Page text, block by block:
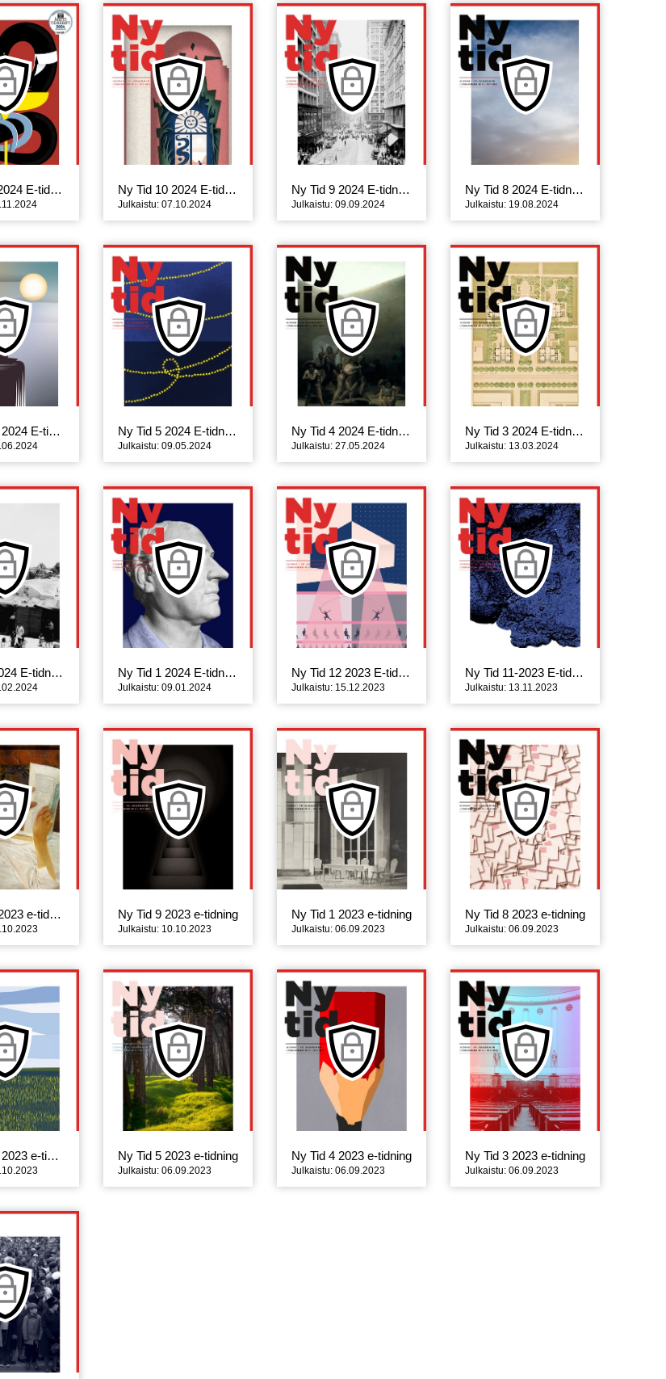
Ny Tid 11 2024 E-tidning Ny Tid 10 2024 E-tidning
Julkaistu: 07.10.2024
Ny Tid 9 2024 E-tidning
Julkaistu: 09.09.2024
Ny Tid 8 2024 E-tidning
Julkaistu: 19.08.2024
Ny Tid 6-7 2024 E-tidning Ny Tid 5 2024 E-tidning
Julkaistu: 09.05.2024
Ny Tid 4 2024 E-tidning
Julkaistu: 27.05.2024
Ny Tid 3 2024 E-tidning
Julkaistu: 13.03.2024
Ny Tid 2 2024 E-tidning Ny Tid 1 2024 E-tidning
Julkaistu: 09.01.2024
Ny Tid 12 2023 E-tidning
Julkaistu: 15.12.2023
Ny Tid 11-2023 E-tidning
Julkaistu: 13.11.2023
Ny Tid 10 2023 e-tidning Ny Tid 9 2023 e-tidning
Julkaistu: 10.10.2023
Ny Tid 1 2023 e-tidning
Julkaistu: 06.09.2023
Ny Tid 8 2023 e-tidning
Julkaistu: 06.09.2023
Ny Tid 6-7 2023 e-tidning Ny Tid 5 2023 e-tidning
Julkaistu: 06.09.2023
Ny Tid 4 2023 e-tidning
Julkaistu: 06.09.2023
Ny Tid 3 2023 e-tidning
Julkaistu: 06.09.2023